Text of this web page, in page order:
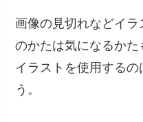
画像の見切れなどイ
のかたは気になるか
イラストを使用する
う。